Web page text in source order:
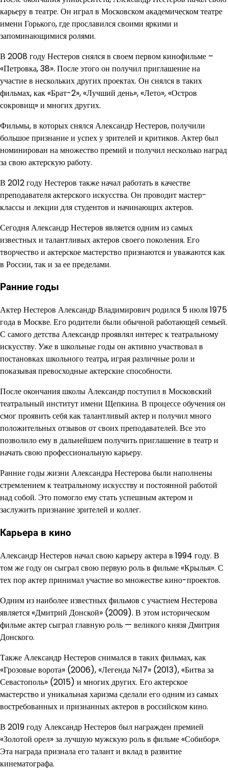
карьеру в театре. Он играл в Московском академическом театре
имени Горького, где прославился своими яркими и
запоминающимися ролями.
В 2008 году Нестеров снялся в своем первом кинофильме –
«Петровка, 38». После этого он получил приглашение на
участие в нескольких других проектах. Он снялся в таких
фильмах, как «Брат-2», «Лучший день», «Лето», «Остров
сокровищ» и многих других.
Фильмы, в которых снялся Александр Нестеров, получили
большое признание и успех у зрителей и критиков. Актер был
номинирован на множество премий и получил несколько наград
за свою актерскую работу.
В 2012 году Нестеров также начал работать в качестве
преподавателя актерского искусства. Он проводит мастер-
классы и лекции для студентов и начинающих актеров.
Сегодня Александр Нестеров является одним из самых
известных и талантливых актеров своего поколения. Его
творчество и актерское мастерство признаются и уважаются как
в России, так и за ее пределами.
Ранние годы
Актер Нестеров Александр Владимирович родился 5 июля 1975
года в Москве. Его родители были обычной работающей семьей.
С самого детства Александр проявлял интерес к театральному
искусству. Уже в школьные годы он активно участвовал в
постановках школьного театра, играя различные роли и
показывая превосходные актерские способности.
После окончания школы Александр поступил в Московский
театральный институт имени Щепкина. В процессе обучения он
смог проявить себя как талантливый актер и получил много
положительных отзывов от своих преподавателей. Все это
позволило ему в дальнейшем получить приглашение в театр и
начать свою профессиональную карьеру.
Ранние годы жизни Александра Нестерова были наполнены
стремлением к театральному искусству и постоянной работой
над собой. Это помогло ему стать успешным актером и
заслужить признание зрителей и коллег.
Карьера в кино
Александр Нестеров начал свою карьеру актера в 1994 году. В
том же году он сыграл свою первую роль в фильме «Крылья». С
тех пор актер принимал участие во множестве кино-проектов.
Одним из наиболее известных фильмов с участием Нестерова
является «Дмитрий Донской» (2009). В этом историческом
фильме актер сыграл главную роль — великого князя Дмитрия
Донского.
Также Александр Нестеров снимался в таких фильмах, как
«Грозовые ворота» (2006), «Легенда №17» (2013), «Битва за
Севастополь» (2015) и многих других. Его актерское
мастерство и уникальная харизма сделали его одним из самых
востребованных и признанных актеров в российском кино.
В 2019 году Александр Нестеров был награжден премией
«Золотой орел» за лучшую мужскую роль в фильме «Собибор».
Эта награда признала его талант и вклад в развитие
кинематографа.